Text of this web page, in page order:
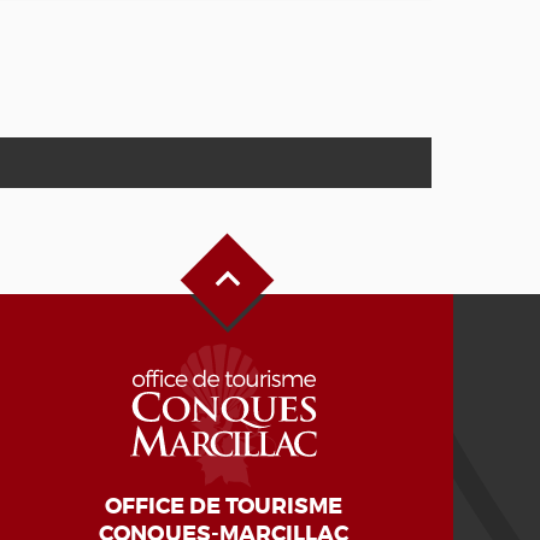
OFFICE DE TOURISME
CONQUES-MARCILLAC